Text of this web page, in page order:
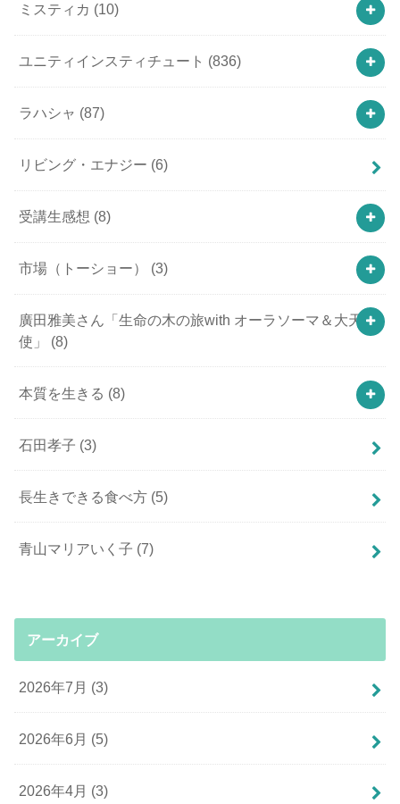
ミスティカ (10)
ユニティインスティチュート (836)
ラハシャ (87)
リビング・エナジー (6)
受講生感想 (8)
市場（トーショー） (3)
廣田雅美さん「生命の木の旅with オーラソーマ＆大天
使」 (8)
本質を生きる (8)
石田孝子 (3)
長生きできる食べ方 (5)
青山マリアいく子 (7)
アーカイブ
2026年7月 (3)
2026年6月 (5)
2026年4月 (3)